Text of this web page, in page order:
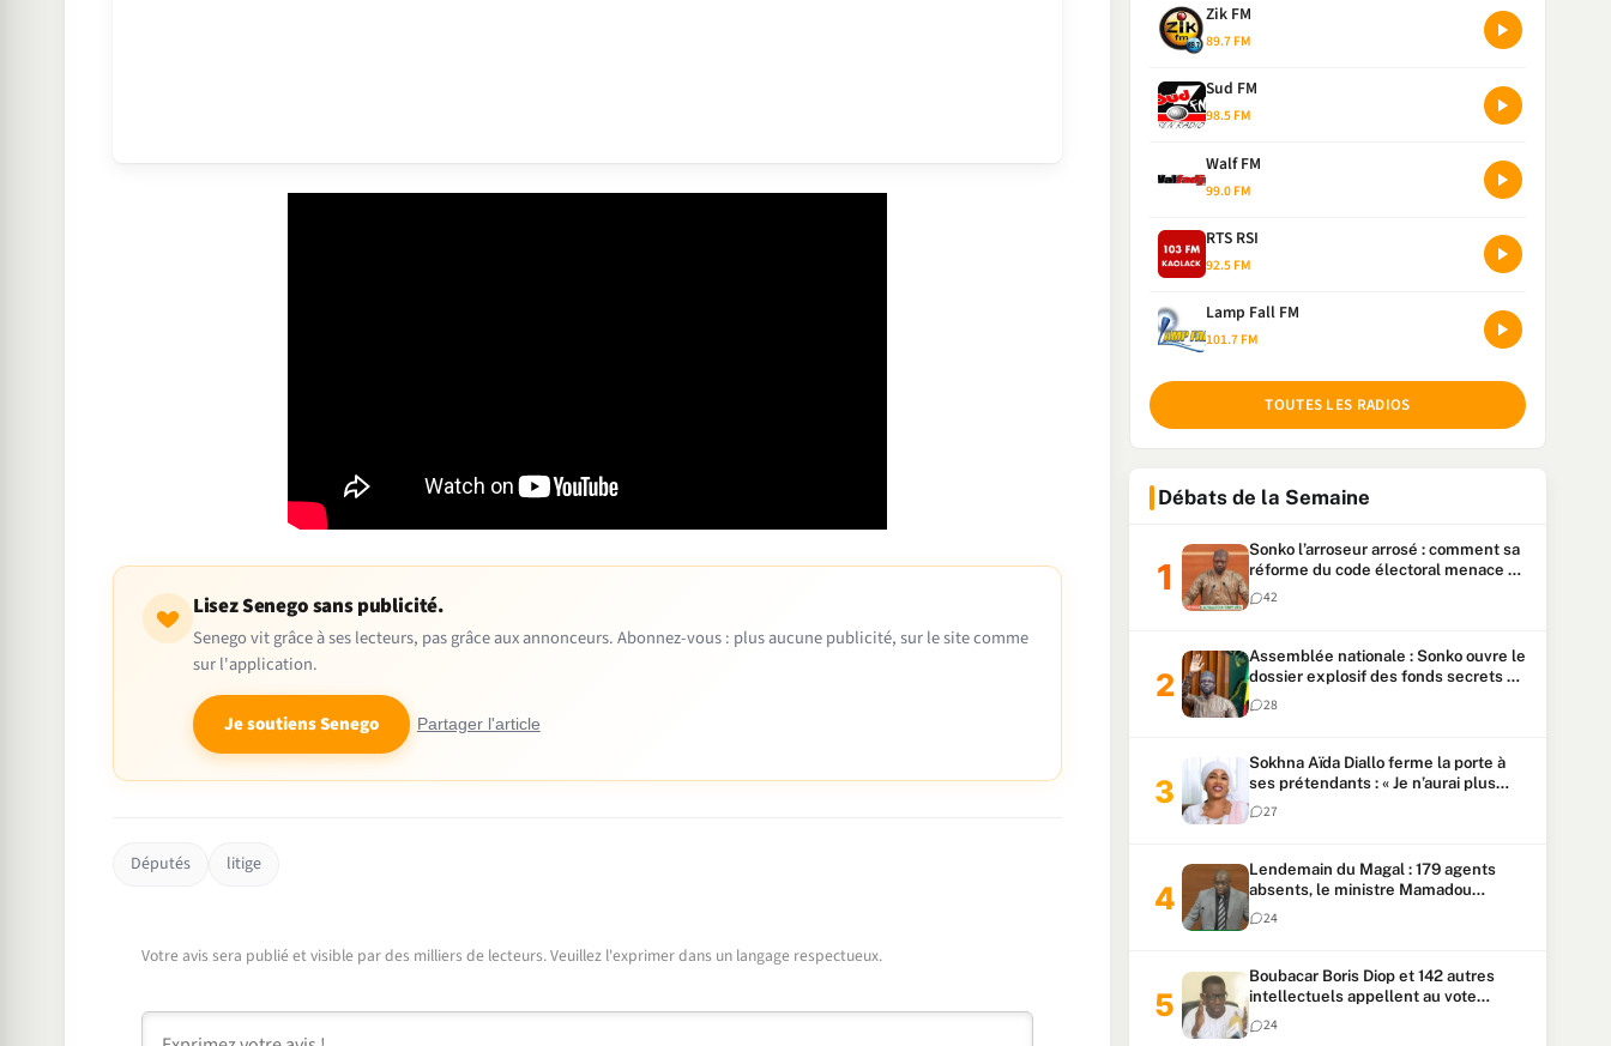
Lisez Senego sans publicité.
Senego vit grâce à ses lecteurs, pas grâce aux annonceurs. Abonnez-vous : plus aucune publicité, sur le site comme
sur l'application.
Je soutiens Senego Partager l'article
Députés litige
Votre avis sera publié et visible par des milliers de lecteurs. Veuillez l'exprimer dans un langage respectueux.
Zik FM
89.7 FM
Sud FM
98.5 FM
Walf FM
99.0 FM
RTS RSI
92.5 FM
Lamp Fall FM
101.7 FM
TOUTES LES RADIOS
Débats de la Semaine
Sonko l’arroseur arrosé : comment sa
réforme du code électoral menace sa
candidature
42
Assemblée nationale : Sonko ouvre le
dossier explosif des fonds secrets et
du patrimoine présidentiel
28
Sokhna Aïda Diallo ferme la porte à
ses prétendants : « Je n’aurai plus
jamais un autre mari »
27
Lendemain du Magal : 179 agents
absents, le ministre Mamadou
Lamine Dianté exige des explications
24
Boubacar Boris Diop et 142 autres
intellectuels appellent au vote
urgent de la révision
constitutionnelle
24